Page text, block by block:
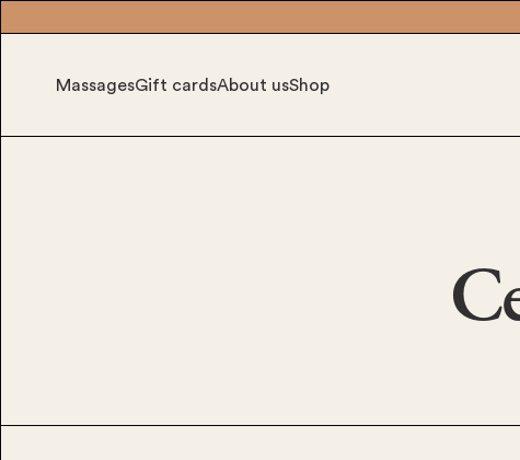
MassagesGift cardsAbout usShop